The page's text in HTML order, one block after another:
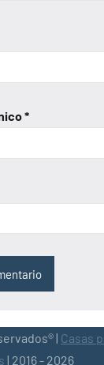
*
| Casas
| 2016 - 2026